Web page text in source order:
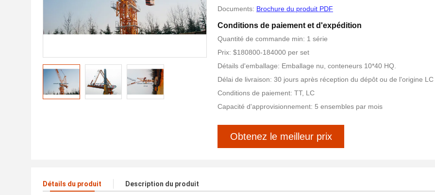
Documents: Brochure du produit PDF
Conditions de paiement et d'expédition
Quantité de commande min: 1 série
Prix: $180800-184000 per set
Détails d'emballage: Emballage nu, conteneurs 10*40 HQ.
Délai de livraison: 30 jours après réception du dépôt ou de l'origine LC
Conditions de paiement: TT, LC
Capacité d'approvisionnement: 5 ensembles par mois
Obtenez le meilleur prix
Détails du produit Description du produit